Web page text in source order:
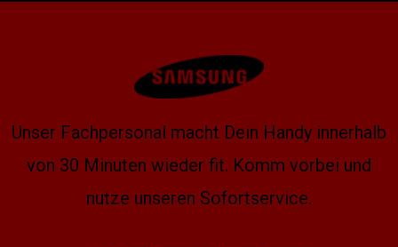
Unser Fachpersonal macht Dein Handy innerhalb
von 30 Minuten wieder fit. Komm vorbei und
nutze unseren Sofortservice.